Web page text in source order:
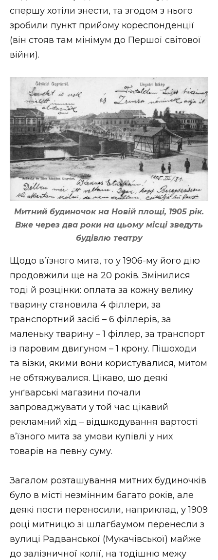
спершу хотіли знести, та згодом з нього
зробили пункт прийому кореспонденції
(він стояв там мінімум до Першої світової
війни).
Митний будиночок на Новій площі, 1905 рік.
Вже через два роки на цьому місці зведуть
будівлю театру
Щодо в’їзного мита, то у 1906-му його дію
продовжили ще на 20 років. Змінилися
тоді й розцінки: оплата за кожну велику
тварину становила 4 філлери, за
транспортний засіб – 6 філлерів, за
маленьку тварину – 1 філлер, за транспорт
із паровим двигуном – 1 крону. Пішоходи
та візки, якими вони користувалися, митом
не обтяжувалися. Цікаво, що деякі
унґварські магазини почали
запроваджувати у той час цікавий
рекламний хід – відшкодування вартості
в’їзного мита за умови купівлі у них
товарів на певну суму.
Загалом розташування митних будиночків
було в місті незмінним багато років, але
деякі пости переносили, наприклад, у 1909
році митницю зі шлагбаумом перенесли з
вулиці Радванської (Мукачівської) майже
до залізничної колії, на тодішню межу